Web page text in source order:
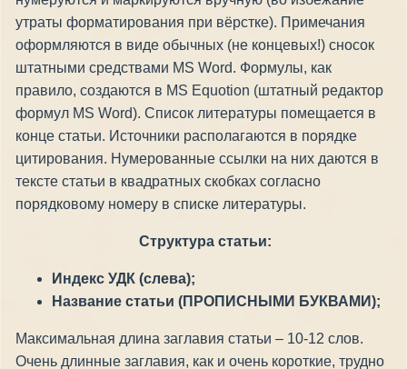
утраты форматирования при вёрстке). Примечания
оформляются в виде обычных (не концевых!) сносок
штатными средствами MS Word. Формулы, как
правило, создаются в MS Equotion (штатный редактор
формул MS Word). Список литературы помещается в
конце статьи. Источники располагаются в порядке
цитирования. Нумерованные ссылки на них даются в
тексте статьи в квадратных скобках согласно
порядковому номеру в списке литературы.
Структура статьи:
Индекс УДК (слева);
Название статьи (ПРОПИСНЫМИ БУКВАМИ);
Максимальная длина заглавия статьи – 10-12 слов.
Очень длинные заглавия, как и очень короткие, трудно